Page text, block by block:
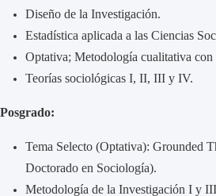
Diseño de la Investigación.
Estadística aplicada a las Ciencias
Optativa; Metodología cualitativa con
Teorías sociológicas I, II, III y IV.
Posgrado:
Tema Selecto (Optativa): Grounded
Doctorado en Sociología).
Metodología de la Investigación I y